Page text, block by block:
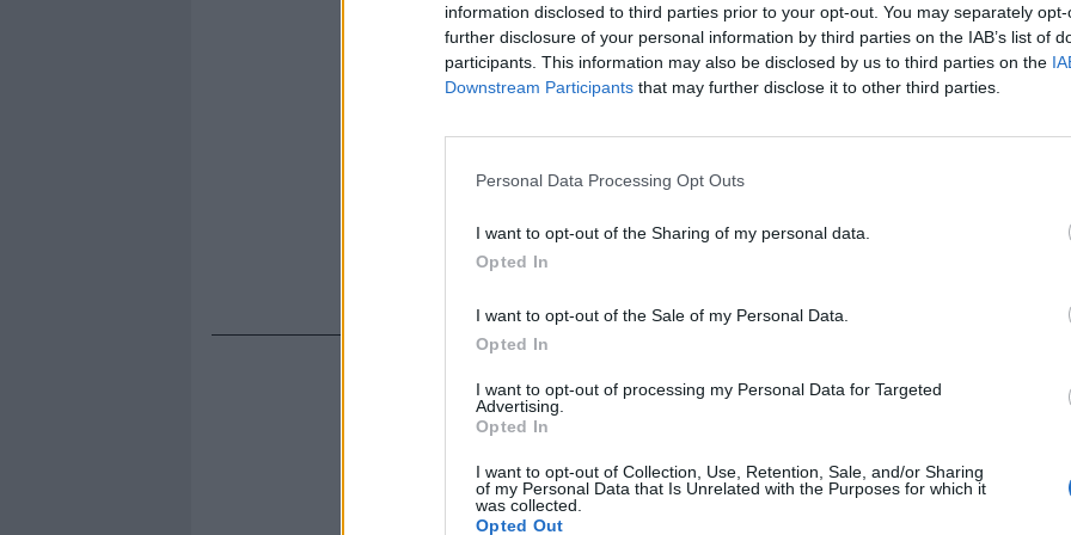
information disclosed to third parties prior to your opt-out. You may separately
further disclosure of your personal information by third parties on the IAB’s list of
participants. This information may also be disclosed by us to third parties on the
Downstream Participants that may further disclose it to other third parties.
Personal Data Processing Opt Outs
I want to opt-out of the Sharing of my personal data.
Opted In
I want to opt-out of the Sale of my Personal Data.
Opted In
I want to opt-out of processing my Personal Data for Targeted
Advertising.
Opted In
I want to opt-out of Collection, Use, Retention, Sale, and/or Sharing
of my Personal Data that Is Unrelated with the Purposes for which it
was collected.
Opted Out
Rudy Giuliani a Come States?
americana